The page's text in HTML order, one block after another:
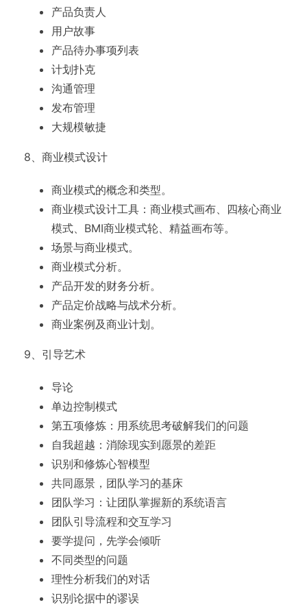
产品负责人
用户故事
产品待办事项列表
计划扑克
沟通管理
发布管理
大规模敏捷
8、商业模式设计
商业模式的概念和类型。
商业模式设计工具：商业模式画布、四核心商业
模式、BMI商业模式轮、精益画布等。
场景与商业模式。
商业模式分析。
产品开发的财务分析。
产品定价战略与战术分析。
商业案例及商业计划。
9、引导艺术
导论
单边控制模式
第五项修炼：用系统思考破解我们的问题
自我超越：消除现实到愿景的差距
识别和修炼心智模型
共同愿景，团队学习的基床
团队学习：让团队掌握新的系统语言
团队引导流程和交互学习
要学提问，先学会倾听
不同类型的问题
理性分析我们的对话
识别论据中的谬误